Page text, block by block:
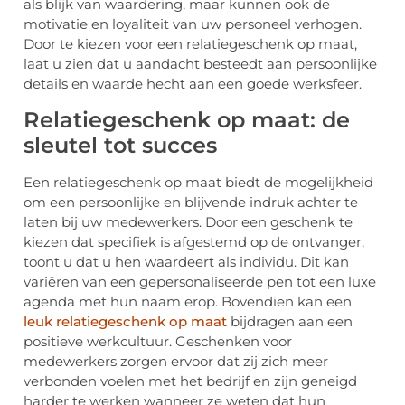
als blijk van waardering, maar kunnen ook de
motivatie en loyaliteit van uw personeel verhogen.
Door te kiezen voor een relatiegeschenk op maat,
laat u zien dat u aandacht besteedt aan persoonlijke
details en waarde hecht aan een goede werksfeer.
Relatiegeschenk op maat: de
sleutel tot succes
Een relatiegeschenk op maat biedt de mogelijkheid
om een persoonlijke en blijvende indruk achter te
laten bij uw medewerkers. Door een geschenk te
kiezen dat specifiek is afgestemd op de ontvanger,
toont u dat u hen waardeert als individu. Dit kan
variëren van een gepersonaliseerde pen tot een luxe
agenda met hun naam erop. Bovendien kan een
leuk relatiegeschenk op maat bijdragen aan een
positieve werkcultuur. Geschenken voor
medewerkers zorgen ervoor dat zij zich meer
verbonden voelen met het bedrijf en zijn geneigd
harder te werken wanneer ze weten dat hun